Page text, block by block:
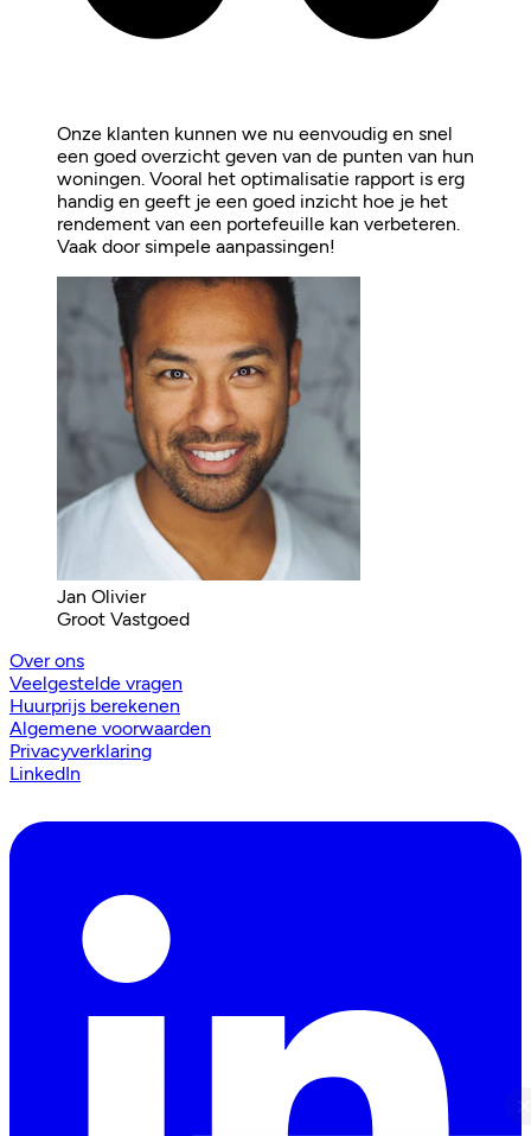
Onze klanten kunnen we nu eenvoudig en snel
een goed overzicht geven van de punten van hun
woningen. Vooral het optimalisatie rapport is erg
handig en geeft je een goed inzicht hoe je het
rendement van een portefeuille kan verbeteren.
Vaak door simpele aanpassingen!
Jan Olivier
Groot Vastgoed
Over ons
Veelgestelde vragen
Huurprijs berekenen
Algemene voorwaarden
Privacyverklaring
LinkedIn